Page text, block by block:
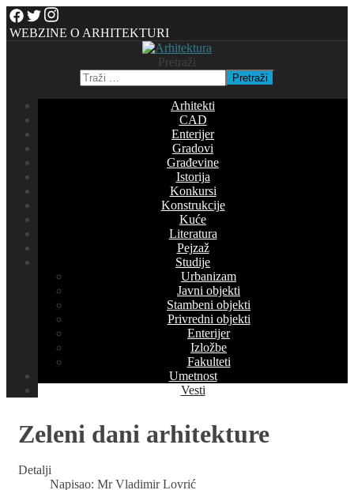
WEBZINE O ARHITEKTURI
Pretraži
Pretraži
Arhitekti
CAD
Enterijer
Gradovi
Građevine
Istorija
Konkursi
Konstrukcije
Kuće
Literatura
Pejzaž
Studije
Urbanizam
Javni objekti
Stambeni objekti
Privredni objekti
Enterijer
Izložbe
Fakulteti
Umetnost
Vesti
Zeleni dani arhitekture
Detalji
Napisao: Mr Vladimir Lovrić